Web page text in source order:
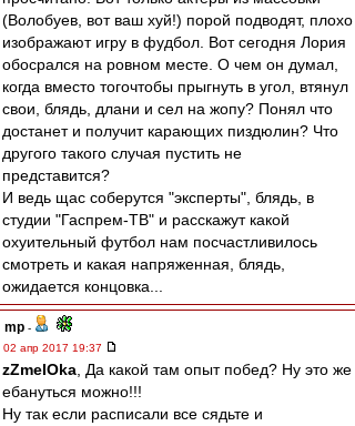
(Волобуев, вот ваш хуй!) порой подводят, плохо
изображают игру в фудбол. Вот сегодня Лория
обосрался на ровном месте. О чем он думал,
когда вместо тогочтобы прыгнуть в угол, втянул
свои, блядь, длани и сел на жопу? Понял что
достанет и получит карающих пиздюлин? Что
другого такого случая пустить не
представится?
И ведь щас соберутся "эксперты", блядь, в
студии "Гаспрем-ТВ" и расскажут какой
охуительный футбол нам посчастливилось
смотреть и какая напряженная, блядь,
ожидается концовка...
mp -
02 апр 2017 19:37
zZmeIOka , Да какой там опыт побед? Ну это же
ебануться можно!!!
Ну так если расписали все сядьте и